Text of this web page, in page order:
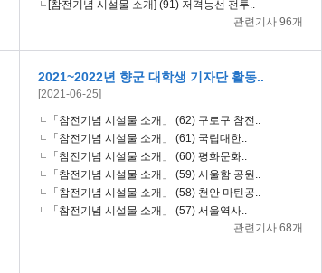
[참전기념 시설물 소개] (91) 저격능선 전투..
관련기사 96개
2021~2022년 향군 대학생 기자단 활동..
[2021-06-25]
「참전기념 시설물 소개」 (62) 구로구 참전..
「참전기념 시설물 소개」 (61) 국립대한..
「참전기념 시설물 소개」 (60) 평화문화..
「참전기념 시설물 소개」 (59) 서울함 공원..
「참전기념 시설물 소개」 (58) 천안 마틴공..
「참전기념 시설물 소개」 (57) 서울역사..
관련기사 68개